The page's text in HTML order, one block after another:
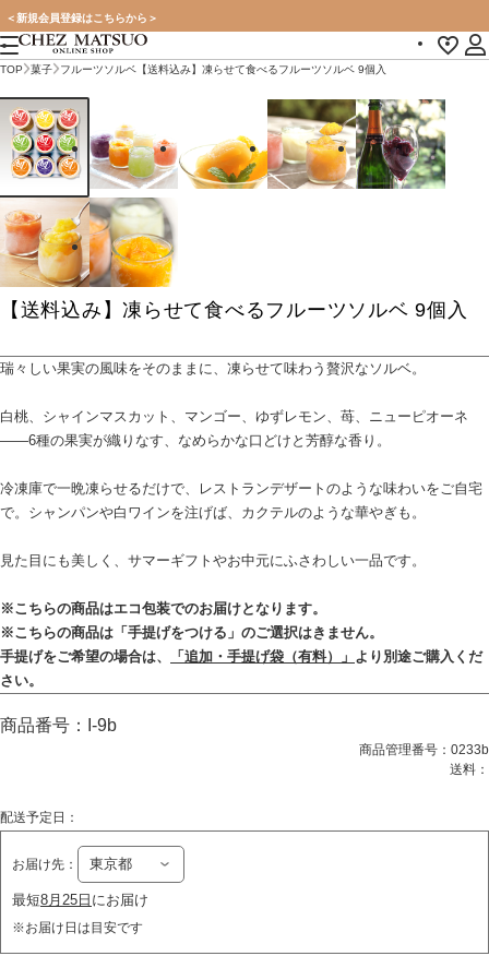
＜新規会員登録はこちらから＞
TOP 菓子 フルーツソルベ 【送料込み】凍らせて食べるフルーツソルベ 9個入
【送料込み】凍らせて食べるフルーツソルベ 9個入
瑞々しい果実の風味をそのままに、凍らせて味わう贅沢なソルベ。
白桃、シャインマスカット、マンゴー、ゆずレモン、苺、ニューピオーネ
――6種の果実が織りなす、なめらかな口どけと芳醇な香り。
冷凍庫で一晩凍らせるだけで、レストランデザートのような味わいをご自宅
で。シャンパンや白ワインを注げば、カクテルのような華やぎも。
見た目にも美しく、サマーギフトやお中元にふさわしい一品です。
※こちらの商品はエコ包装でのお届けとなります。
※こちらの商品は「手提げをつける」のご選択はきません。
手提げをご希望の場合は、
「追加・手提げ袋（有料）」 より別途ご購入くだ
さい。
商品番号： I-9b
商品管理番号： 0233b
送料：
配送予定日：
お届け先：
最短8月25日 にお届け
※お届け日は目安です